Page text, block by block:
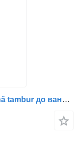
Гальмівна колодка Plăcuță de frână tambur до вантажівки Volvo 3095196 / 5001868572 / 3095179 / 3095169